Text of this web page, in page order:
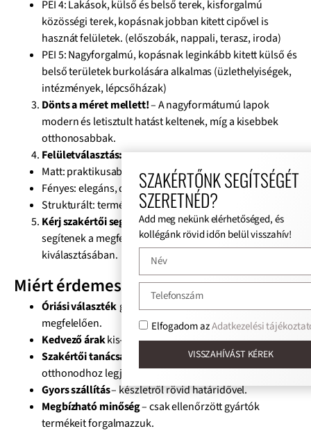
PEI 4: Lakások, külső és belső terek, kisforgalmú
közösségi terek, kopásnak jobban kitett cipővel is
hasznát felületek. (előszobák, nappali, terasz, iroda)
PEI 5: Nagyforgalmú, kopásnak leginkább kitett külső és
belső területek burkolására alkalmas (üzlethelyiségek,
intézmények, lépcsőházak)
Dönts a méret mellett!– A nagyformátumú lapok
modern és letisztult hatást keltenek, míg a kisebbek
otthonosabbak.
Felületválasztás:
Matt: praktikusabb, kevésbé látszik rajta a kosz.
Fényes: elegáns, de jobban igényli a takarítást.
Strukturált: természetes hatású, csúszásmentesebb.
Kérj szakértői segítséget!– Cégünknél kollégáink
segítenek a megfelelő típus és mennyiség
kiválasztásában.
Miért érdemes tőlünk vásárolni?
Óriási választékgreslapokból, az aktuális trendeknek
megfelelően.
Kedvező árakkis- és nagykereskedelmi mennyiségben.
Szakértői tanácsadás
– segítünk megtalálni az
otthonodhoz legjobb megoldást.
Gyors szállítás– készletről rövid határidővel.
Megbízható minőség– csak ellenőrzött gyártók
termékeit forgalmazzuk.
SZAKÉRTŐNK SEGÍTSÉGÉT
SZERETNÉD?
Add meg nekünk elérhetőséged, és
kollégánk rövid időn belül visszahív!
Elfogadom azAdatkezelési
VISSZAHÍVÁST KÉREK